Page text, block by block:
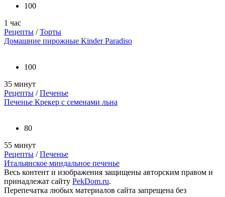
100
1 час
Рецепты /Торты
Домашние пирожные Kinder Paradiso
100
35 минут
Рецепты /Печенье
Печенье Крекер с семенами льна
80
55 минут
Рецепты /Печенье
Итальянское миндальное печенье
Весь контент и изображения защищены авторским правом и
принадлежат сайту PekDom.ru.
Перепечатка любых материалов сайта запрещена без